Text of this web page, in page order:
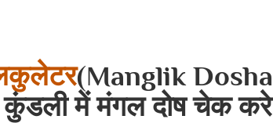
(Manglik Dosha
में मंगल दोष चेक करे